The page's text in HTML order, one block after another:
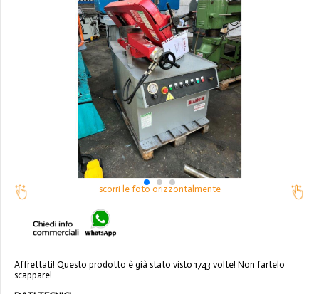
scorri le foto orizzontalmente
Affrettati! Questo prodotto è già stato visto 1743 volte! Non fartelo
scappare!